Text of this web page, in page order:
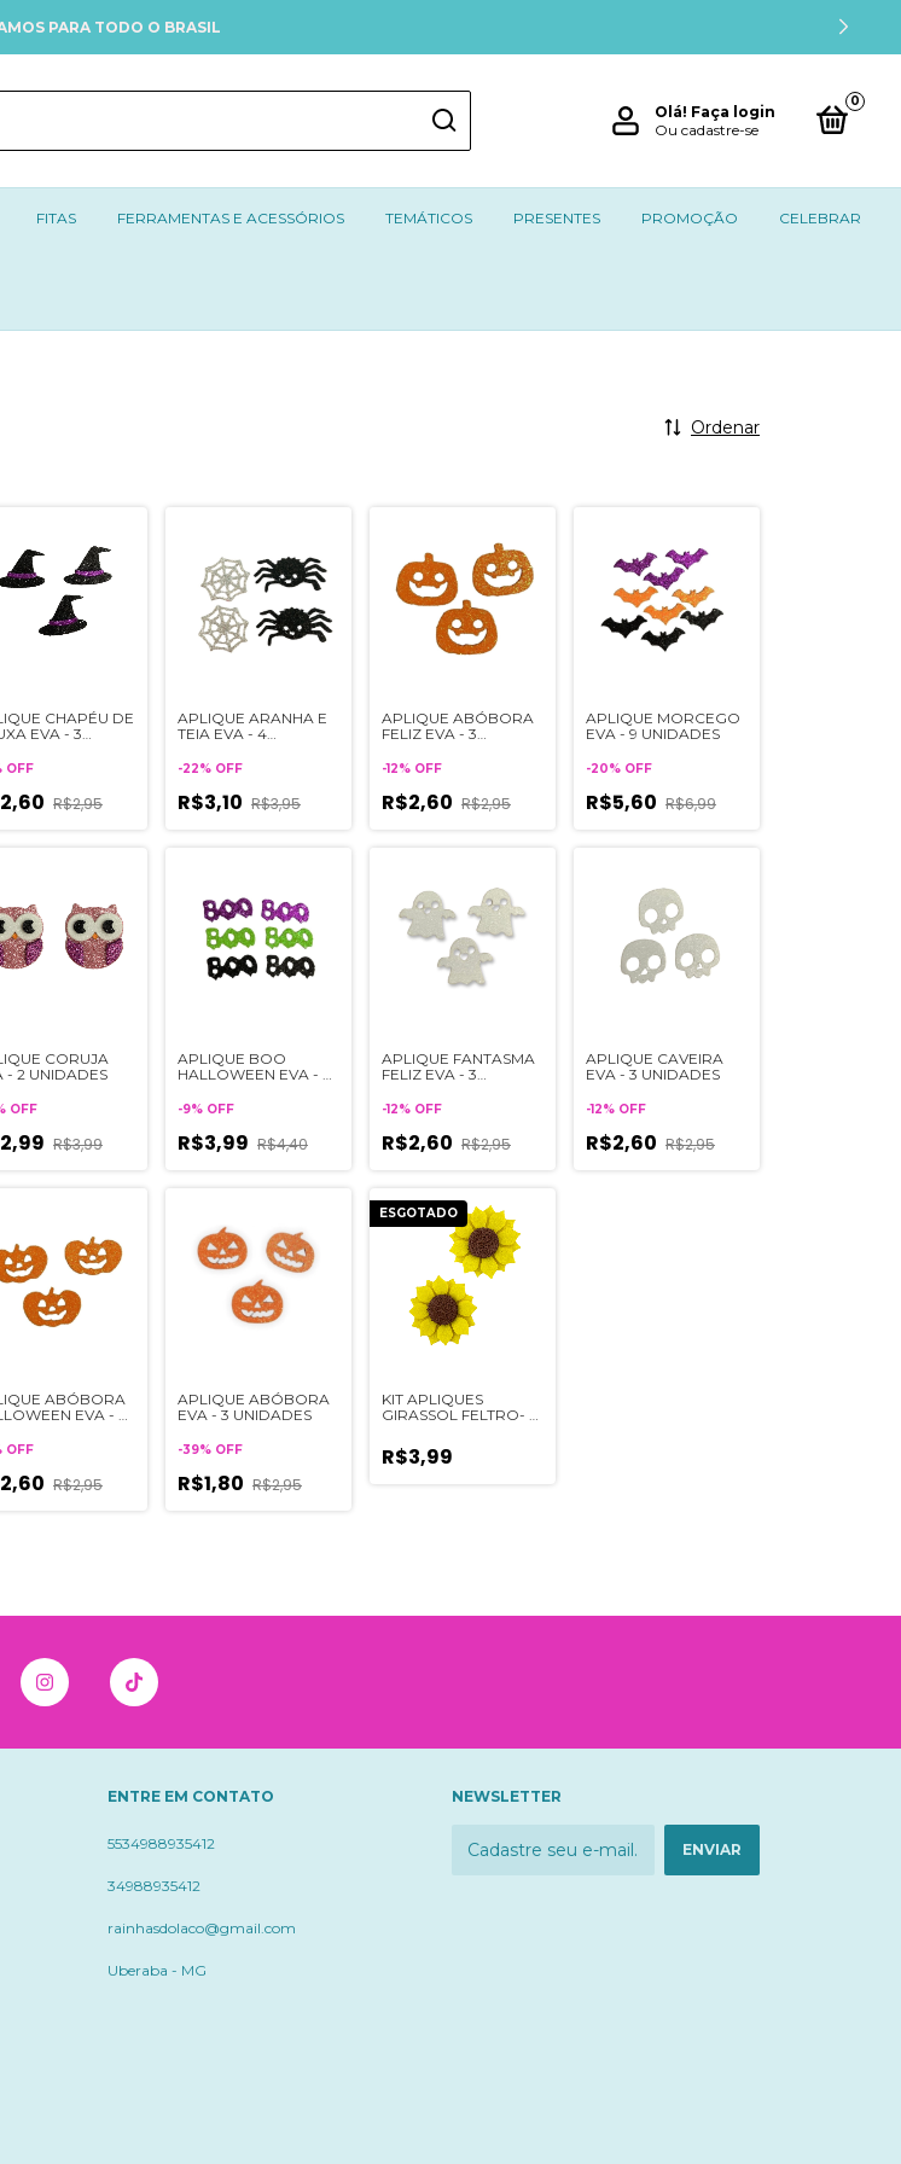
PARA TODO O BRASIL
Olá! Faça login
Ou cadastre-se
0
FITAS FERRAMENTAS E ACESSÓRIOS TEMÁTICOS PRESENTES PROMOÇÃO CELEBRAR
Ordenar
CHAPÉU DE
EVA - 3
OFF
R$2,95
APLIQUE ARANHA E
TEIA EVA - 4
-22% OFF
R$3,10 R$3,95
APLIQUE ABÓBORA
FELIZ EVA - 3
-12% OFF
R$2,60 R$2,95
APLIQUE MORCEGO
EVA - 9 UNIDADES
-20% OFF
R$5,60 R$6,99
CORUJA
- 2 UNIDADES
OFF
R$3,99
APLIQUE BOO
HALLOWEEN EVA - 6
-9% OFF
R$3,99 R$4,40
APLIQUE FANTASMA
FELIZ EVA - 3
-12% OFF
R$2,60 R$2,95
APLIQUE CAVEIRA
EVA - 3 UNIDADES
-12% OFF
R$2,60 R$2,95
ABÓBORA
EVA - 3
OFF
R$2,95
APLIQUE ABÓBORA
EVA - 3 UNIDADES
-39% OFF
R$1,80 R$2,95
ESGOTADO
KIT APLIQUES
GIRASSOL FELTRO- 2
R$3,99
ENTRE EM CONTATO
5534988935412
34988935412
rainhasdolaco@gmail.com
Uberaba - MG
NEWSLETTER